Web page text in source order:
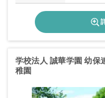
学校法人 誠華学園 幼保
稚園